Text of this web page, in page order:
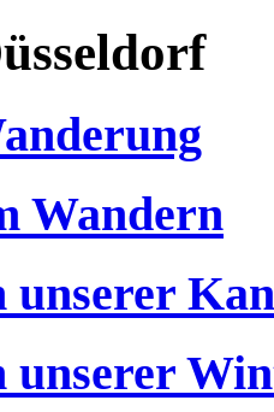
Wandern
unserer
unserer